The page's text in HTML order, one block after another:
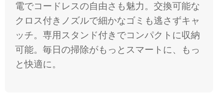
電でコードレスの自由さも魅力。交換可能な
クロス付きノズルで細かなゴミも逃さずキャ
ッチ。専用スタンド付きでコンパクトに収納
可能。毎日の掃除がもっとスマートに、もっ
と快適に。